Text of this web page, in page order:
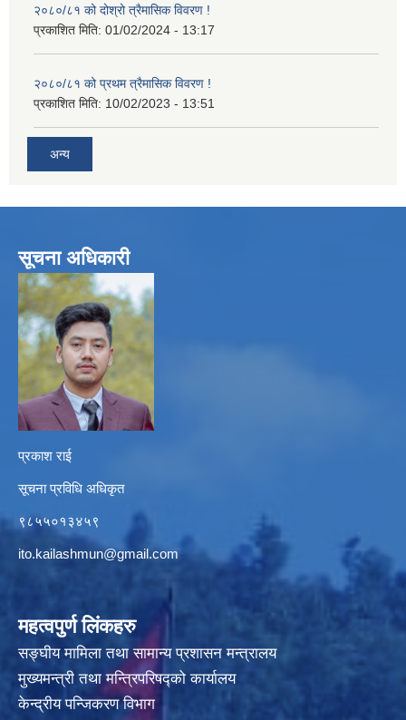
२०८०/८१ को दोश्रो त्रैमासिक विवरण !
प्रकाशित मिति: 01/02/2024 - 13:17
२०८०/८१ को प्रथम त्रैमासिक विवरण !
प्रकाशित मिति: 10/02/2023 - 13:51
अन्य
सूचना अधिकारी
प्रकाश राई
सूचना प्रविधि अधिकृत
९८५५०१३४५९
ito.kailashmun@gmail.com
महत्वपुर्ण लिंकहरु
सङ्घीय मामिला तथा सामान्य प्रशासन मन्त्रालय
मुख्यमन्त्री तथा मन्त्रिपरिषद्‍को कार्यालय
केन्द्रीय पन्जिकरण विभाग